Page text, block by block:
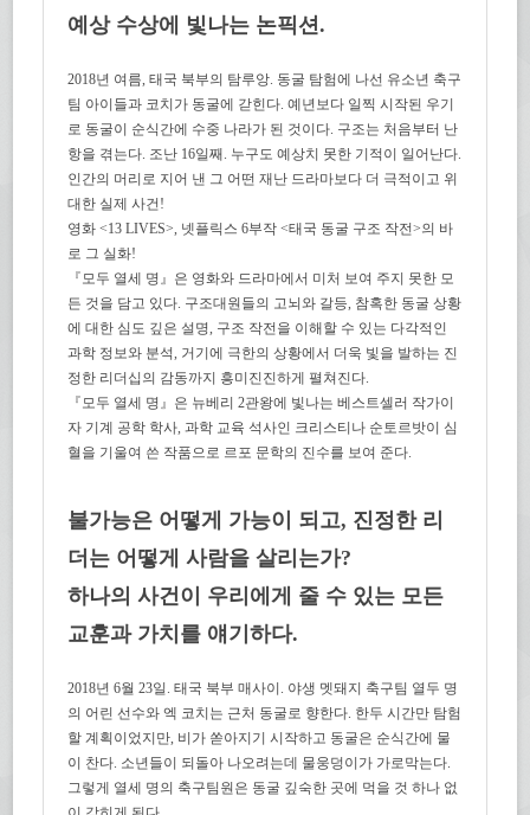
예상 수상에 빛나는 논픽션.
2018년 여름, 태국 북부의 탐루앙. 동굴 탐험에 나선 유소년 축구
팀 아이들과 코치가 동굴에 갇힌다. 예년보다 일찍 시작된 우기
로 동굴이 순식간에 수중 나라가 된 것이다. 구조는 처음부터 난
항을 겪는다. 조난 16일째. 누구도 예상치 못한 기적이 일어난다.
인간의 머리로 지어 낸 그 어떤 재난 드라마보다 더 극적이고 위
대한 실제 사건!
영화 <13 LIVES>, 넷플릭스 6부작 <태국 동굴 구조 작전>의 바
로 그 실화!
『모두 열세 명』은 영화와 드라마에서 미처 보여 주지 못한 모
든 것을 담고 있다. 구조대원들의 고뇌와 갈등, 참혹한 동굴 상황
에 대한 심도 깊은 설명, 구조 작전을 이해할 수 있는 다각적인
과학 정보와 분석, 거기에 극한의 상황에서 더욱 빛을 발하는 진
정한 리더십의 감동까지 흥미진진하게 펼쳐진다.
『모두 열세 명』은 뉴베리 2관왕에 빛나는 베스트셀러 작가이
자 기계 공학 학사, 과학 교육 석사인 크리스티나 순토르밧이 심
혈을 기울여 쓴 작품으로 르포 문학의 진수를 보여 준다.
불가능은 어떻게 가능이 되고, 진정한 리
더는 어떻게 사람을 살리는가?
하나의 사건이 우리에게 줄 수 있는 모든
교훈과 가치를 얘기하다.
2018년 6월 23일. 태국 북부 매사이. 야생 멧돼지 축구팀 열두 명
의 어린 선수와 엑 코치는 근처 동굴로 향한다. 한두 시간만 탐험
할 계획이었지만, 비가 쏟아지기 시작하고 동굴은 순식간에 물
이 찬다. 소년들이 되돌아 나오려는데 물웅덩이가 가로막는다.
그렇게 열세 명의 축구팀원은 동굴 깊숙한 곳에 먹을 것 하나 없